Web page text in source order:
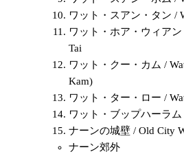
ワット・スアン・タン /
ワット・ホア・ウィアン
Tai
ワット・クー・カム /
Kam)
ワット・ター・ロー /
ワット・ブップハーラム
ナーンの城壁 / Old City
ナーン郊外